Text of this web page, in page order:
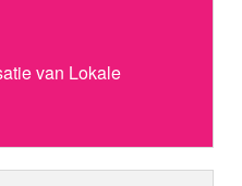
van Lokale